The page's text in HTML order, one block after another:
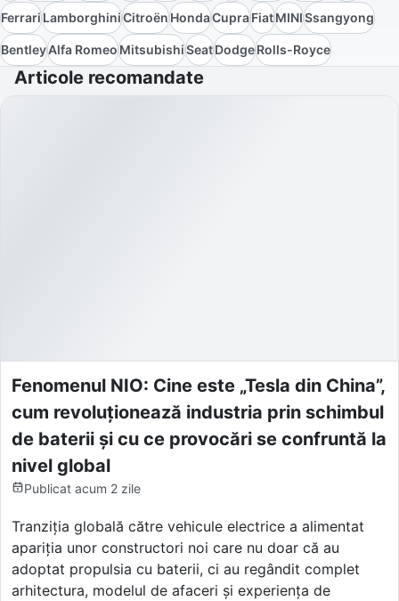
FerrariLamborghiniCitroënHondaCupraFiatMINISsangyong
BentleyAlfa RomeoMitsubishiSeatDodgeRolls-Royce
Articole recomandate
Fenomenul NIO: Cine este „Tesla din China”,
cum revoluționează industria prin schimbul
de baterii și cu ce provocări se confruntă la
nivel global
Publicat acum 2 zile
Tranziția globală către vehicule electrice a alimentat
apariția unor constructori noi care nu doar că au
adoptat propulsia cu baterii, ci au regândit complet
arhitectura, modelul de afaceri și experiența de